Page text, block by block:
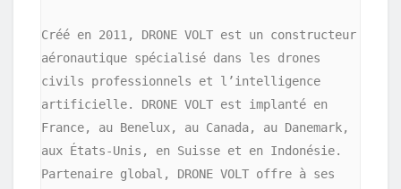
Créé en 2011, DRONE VOLT est un constructeur
aéronautique spécialisé dans les drones
civils professionnels et l’intelligence
artificielle. DRONE VOLT est implanté en
France, au Benelux, au Canada, au Danemark,
aux États-Unis, en Suisse et en Indonésie.
Partenaire global, DRONE VOLT offre à ses